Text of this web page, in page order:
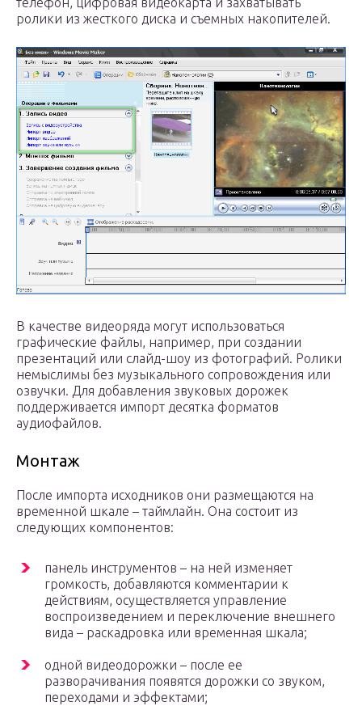
ролики из жесткого диска и съемных накопителей.
В качестве видеоряда могут использоваться
графические файлы, например, при создании
презентаций или слайд-шоу из фотографий. Ролики
немыслимы без музыкального сопровождения или
озвучки. Для добавления звуковых дорожек
поддерживается импорт десятка форматов
аудиофайлов.
Монтаж
После импорта исходников они размещаются на
временной шкале – таймлайн. Она состоит из
следующих компонентов:
панель инструментов – на ней изменяет
громкость, добавляются комментарии к
действиям, осуществляется управление
воспроизведением и переключение внешнего
вида – раскадровка или временная шкала;
одной видеодорожки – после ее
разворачивания появятся дорожки со звуком,
переходами и эффектами;